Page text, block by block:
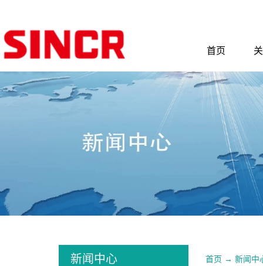
首页
新闻中心 首页 → 新闻中